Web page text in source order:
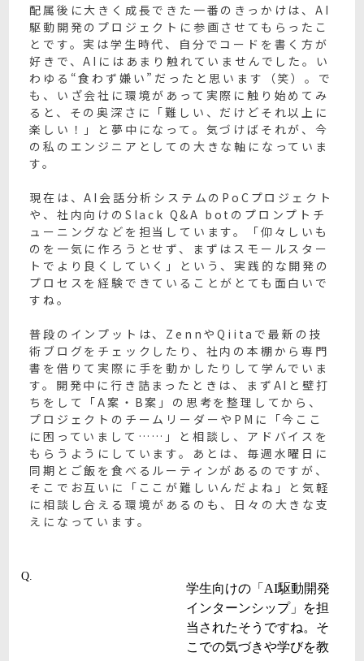
配属後に大きく成長できた一番のきっかけは、AI
駆動開発のプロジェクトに参画させてもらったこ
とです。実は学生時代、自分でコードを書く方が
好きで、AIにはあまり触れていませんでした。い
わゆる“食わず嫌い”だったと思います（笑）。で
も、いざ会社に環境があって実際に触り始めてみ
ると、その奥深さに「難しい、だけどそれ以上に
楽しい！」と夢中になって。気づけばそれが、今
の私のエンジニアとしての大きな軸になっていま
す。
現在は、AI会話分析システムのPoCプロジェクト
や、社内向けのSlack Q&A botのプロンプトチ
ューニングなどを担当しています。「仰々しいも
のを一気に作ろうとせず、まずはスモールスター
トでより良くしていく」という、実践的な開発の
プロセスを経験できていることがとても面白いで
すね。
普段のインプットは、ZennやQiitaで最新の技
術ブログをチェックしたり、社内の本棚から専門
書を借りて実際に手を動かしたりして学んでいま
す。開発中に行き詰まったときは、まずAIと壁打
ちをして「A案・B案」の思考を整理してから、
プロジェクトのチームリーダーやPMに「今ここ
に困っていまして……」と相談し、アドバイスを
もらうようにしています。あとは、毎週水曜日に
同期とご飯を食べるルーティンがあるのですが、
そこでお互いに「ここが難しいんだよね」と気軽
に相談し合える環境があるのも、日々の大きな支
えになっています。
Q.
学生向けの「AI駆動開発
インターンシップ」を担
当されたそうですね。そ
こでの気づきや学びを教